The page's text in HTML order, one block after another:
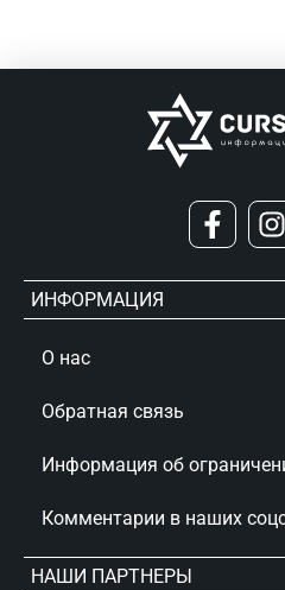
ИНФОРМАЦИЯ
О нас
Обратная связь
Информация об
Комментарии в наших
НАШИ ПАРТНЕРЫ